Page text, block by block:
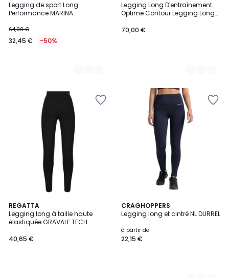
Legging de sport Long
Performance MARINA
64,90 €
32,45 € -50%
Couleurs
Legging Long D'entraînement
Optime Contour Legging Long
70,00 €
Couleurs
REGATTA
Legging long à taille haute
élastiquée GRAVALE TECH
40,65 €
CRAGHOPPERS
Legging long et cintré NL DURREL
à partir de
22,15 €
2
Couleurs